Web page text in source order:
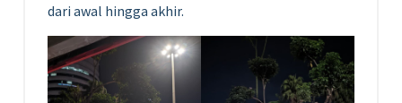
dari awal hingga akhir.